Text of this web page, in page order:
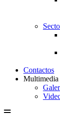
Contactos
Multimedia